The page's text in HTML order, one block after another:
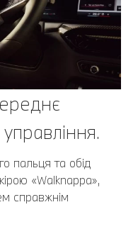
пальця та обід
«Walknappa»,
справжнім